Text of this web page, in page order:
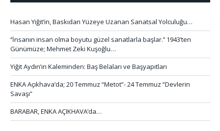
Hasan Yiğit’in, Baskıdan Yüzeye Uzanan Sanatsal Yolculuğu…
‘’İnsanın insan olma boyutu güzel sanatlarla başlar.’’ 1943’ten
Günümüze; Mehmet Zeki Kuşoğlu…
Yiğit Aydın’ın Kaleminden: Baş Belaları ve Başyapıtları
ENKA Açıkhava’da; 20 Temmuz “Metot”- 24 Temmuz “Devlerin
Savaşı”
BARABAR, ENKA AÇIKHAVA’da…